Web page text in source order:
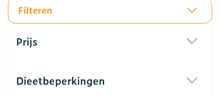
Filteren
Prijs
Dieetbeperkingen